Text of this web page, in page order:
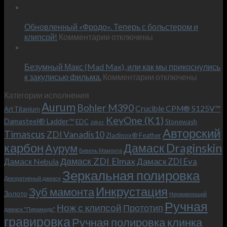
–
и
KeyOne
Обновленный «Фродо». Теперь с больстером и
клипсой! Комментарии к
«Фродо».
Теперь
и
клипсой!
отключены
Безумный Макс (Mad Max), или как мы прикоснулись
к закулисью фильма. Комментарии к
Макс
(Mad
Max),
или
как
мы
прикоснулись
к
фильма.
отключены
Категории исполнения
Art Titanium Aurum Bohler M390Crucible CPM® S125V™
Damasteel® Ladder™ EDC Joker KeyOne (K1) Stonewash
Timascus ZDI Vanadis10 Zladinox® FeatherАвторский
карбонАурум Бивень Мамонта Дамаск Draginskin
Дамаск Nebula Дамаск ZDI ElmaxДамаск ZDI Eva
Декоративный дамаск Зеркальная полировка
Золото Зуб мамонтаИнкрустация Нержавеющий
дамаск "Пирамида" Нож с клипсой Прототип Ручная
гравировкаРучная полировка клинка